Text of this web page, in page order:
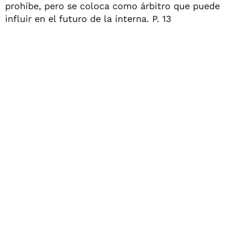
prohíbe, pero se coloca como árbitro que puede
influir en el futuro de la interna. P. 13